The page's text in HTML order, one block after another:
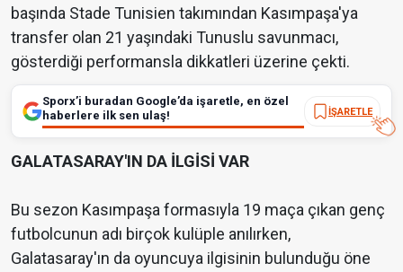
başında Stade Tunisien takımından Kasımpaşa'ya
transfer olan 21 yaşındaki Tunuslu savunmacı,
gösterdiği performansla dikkatleri üzerine çekti.
Sporx’i buradan Google’da işaretle, en özel
haberlere ilk sen ulaş!
İŞARETLE
GALATASARAY'IN DA İLGİSİ VAR
Bu sezon Kasımpaşa formasıyla 19 maça çıkan genç
futbolcunun adı birçok kulüple anılırken,
Galatasaray'ın da oyuncuya ilgisinin bulunduğu öne